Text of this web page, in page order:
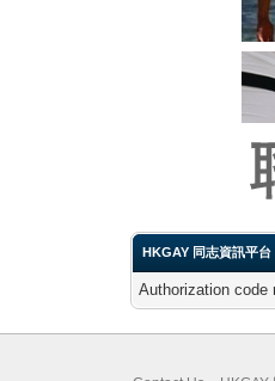
HKGAY 同志資訊平台
Authorization code